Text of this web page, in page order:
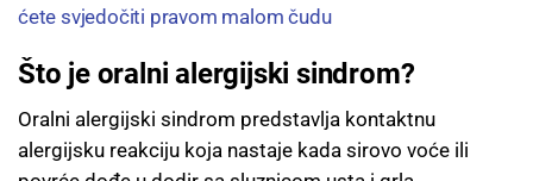
ćete svjedočiti pravom malom čudu
Što je oralni alergijski sindrom?
Oralni alergijski sindrom predstavlja kontaktnu
alergijsku reakciju koja nastaje kada sirovo voće ili